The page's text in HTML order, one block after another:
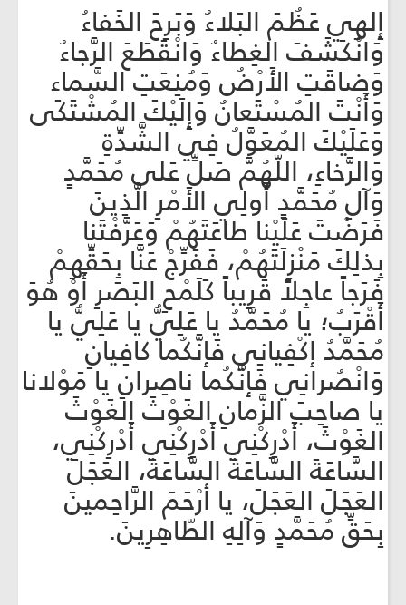
إِلهِي عَظُمَ البَلاءُ وَبَرِحَ الخَفاءُ
وَانْكَشَفَ الغِطاءُ وَانْقَطَعَ الرَّجاءُ
وَضاقَتِ الأَرْضُ وَمُنِعَتِ السَّماء
وَأَنْتَ المُسْتَعانُ وَإِلَيْكَ المُشْتَكَى
وَعَلَيْكَ المُعَوَّلُ فِي الشَّدِّةِ
وَالرَّخاءِ، اللّهُمَّ صَلِّ عَلى مُحَمَّدٍ
وَآلِ مُحَمَّدٍ أَولِي الأَمْرِ الَّذِينَ
فَرَضْتَ عَلَيْنا طاعَتَهُمْ وَعَرَّفْتَنا
بِذلِكَ مَنْزِلَتَهُمْ، فَفَرِّجْ عَنَّا بِحَقِّهِمْ
فَرَجاً عاجِلاً قَرِيباً كَلَمْحِ البَصَرِ أَوْ هُوَ
أَقْرَبُ؛ يا مُحَمَّدُ يا عَلِيُّ يا عَلِيُّ يا
مُحَمَّدُ إكْفِيانِي فَإنَّكُما كافِيانِ
وَانْصُرانِي فَإنَّكُما ناصِرانِ يا مَوْلانا
يا صاحِبَ الزَّمانِ الغَوْثَ الغَوْثَ
الغَوْثَ، أَدْرِكْنِي أَدْرِكْنِي أَدْرِكْنِي،
السَّاعَةَ السَّاعَةَ السَّاعَةَ، العَجَلَ
العَجَلَ العَجَلَ، يا أرْحَمَ الرَّاحِمينَ
بِحَقِّ مُحَمَّدٍ وَآلِهِ الطّاهِرِينَ.